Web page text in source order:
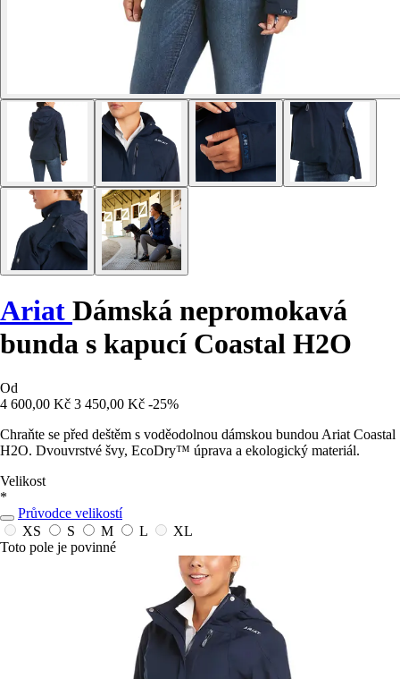
Ariat Dámská nepromokavá
bunda s kapucí Coastal H2O
Od
4 600,00 Kč 3 450,00 Kč -25%
Chraňte se před deštěm s voděodolnou dámskou bundou Ariat Coastal
H2O. Dvouvrstvé švy, EcoDry™ úprava a ekologický materiál.
Velikost
*
Průvodce velikostí
XS
S M L
XL
Toto pole je povinné